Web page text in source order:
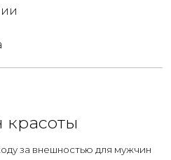
красоты
за внешностью для мужчин